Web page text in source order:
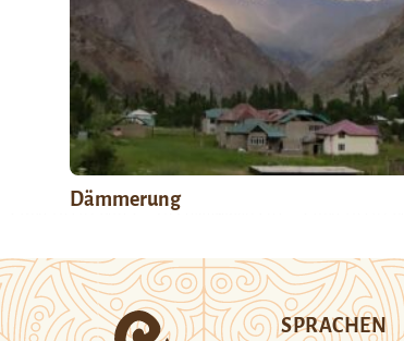
Dämmerung
SPRACHEN